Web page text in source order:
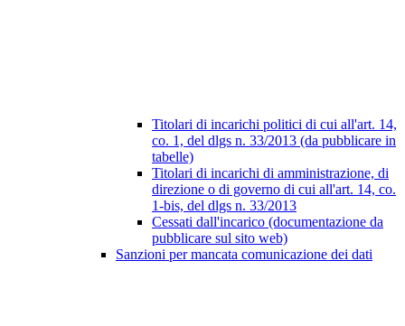
Titolari di incarichi politici di cui all'art. 14,
co. 1, del dlgs n. 33/2013 (da pubblicare in
tabelle)
Titolari di incarichi di amministrazione, di
direzione o di governo di cui all'art. 14, co.
1-bis, del dlgs n. 33/2013
Cessati dall'incarico (documentazione da
pubblicare sul sito web)
Sanzioni per mancata comunicazione dei dati